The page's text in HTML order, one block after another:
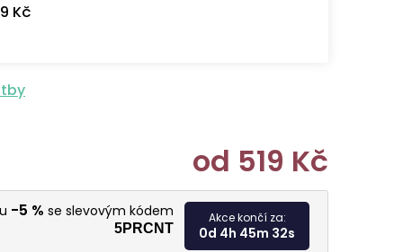
Kč
od 519 Kč
Měrná
-5 % se slevovým kódem
5PRCNT
Akce končí za:
0d 4h 45m 30s